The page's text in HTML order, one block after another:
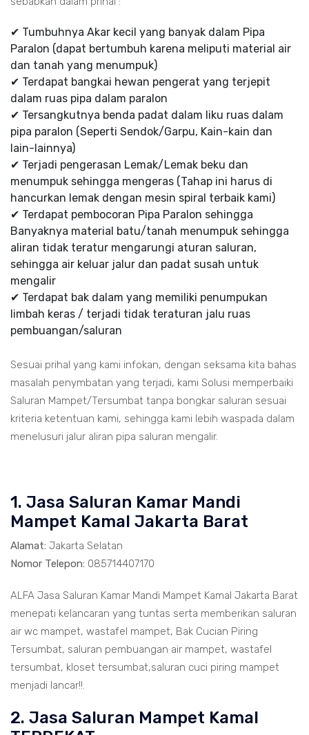
✔ Tumbuhnya Akar kecil yang banyak dalam Pipa
Paralon (dapat bertumbuh karena meliputi material air
dan tanah yang menumpuk)
✔ Terdapat bangkai hewan pengerat yang terjepit
dalam ruas pipa dalam paralon
✔ Tersangkutnya benda padat dalam liku ruas dalam
pipa paralon (Seperti Sendok/Garpu, Kain-kain dan
lain-lainnya)
✔ Terjadi pengerasan Lemak/Lemak beku dan
menumpuk sehingga mengeras (Tahap ini harus di
hancurkan lemak dengan mesin spiral terbaik kami)
✔ Terdapat pembocoran Pipa Paralon sehingga
Banyaknya material batu/tanah menumpuk sehingga
aliran tidak teratur mengarungi aturan saluran,
sehingga air keluar jalur dan padat susah untuk
mengalir
✔ Terdapat bak dalam yang memiliki penumpukan
limbah keras / terjadi tidak teraturan jalu ruas
pembuangan/saluran
Sesuai prihal yang kami infokan, dengan seksama kita bahas
masalah penymbatan yang terjadi, kami Solusi memperbaiki
Saluran Mampet/Tersumbat tanpa bongkar saluran sesuai
kriteria ketentuan kami, sehingga kami lebih waspada dalam
menelusuri jalur aliran pipa saluran mengalir.
1. Jasa Saluran Kamar Mandi
Mampet Kamal Jakarta Barat
Alamat: Jakarta Selatan
Nomor Telepon: 085714407170
ALFA Jasa Saluran Kamar Mandi Mampet Kamal Jakarta Barat
menepati kelancaran yang tuntas serta memberikan saluran
air wc mampet, wastafel mampet, Bak Cucian Piring
Tersumbat, saluran pembuangan air mampet, wastafel
tersumbat, kloset tersumbat,saluran cuci piring mampet
menjadi lancar!!.
2. Jasa Saluran Mampet Kamal